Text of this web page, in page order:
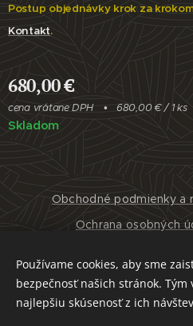
Postup objednávky krok za
Kontakt.
680,00€
cena vrátane DPH 680,00 € / 1 ks
Skladom
Obchodné podmienky a
Ochrana osobných
Slovenčina
Používame cookies, aby sme
bezpečnosť našich stránok.
najlepšiu skúsenosť z ich